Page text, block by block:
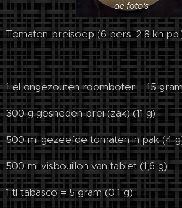
de foto's
To­ma­ten-prei­soep (6 pers. 2,8 kh
1 el ongezouten roomboter = 15
300 g gesneden prei (zak) (11 g)
500 ml gezeefde tomaten in pak (4
500 ml visbouillon van tablet (1,6 g)
1 tl tabasco = 5 gram (0,1 g)